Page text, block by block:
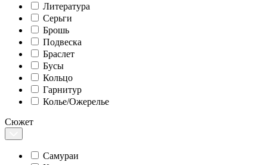
Литература
Серьги
Брошь
Подвеска
Браслет
Бусы
Кольцо
Гарнитур
Колье/Ожерелье
Сюжет
Самураи